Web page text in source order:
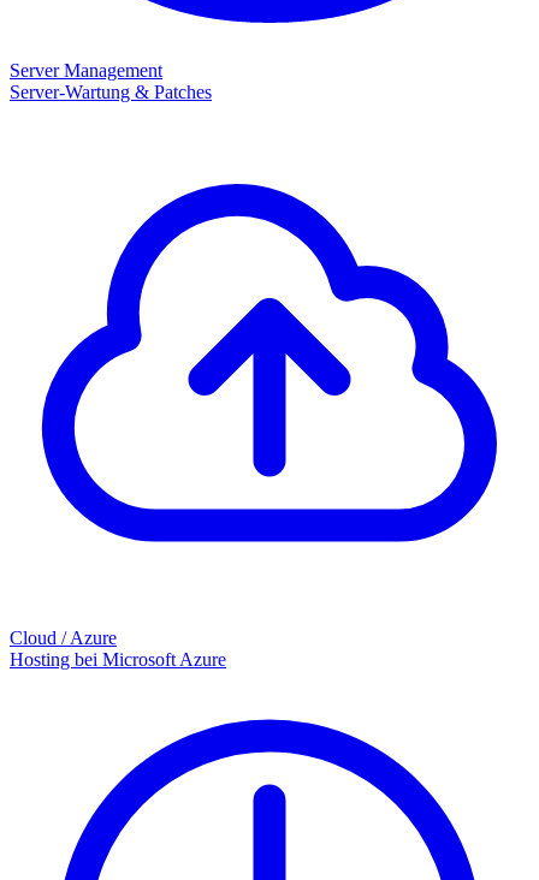
Server Management
Server-Wartung & Patches
Cloud / Azure
Hosting bei Microsoft Azure